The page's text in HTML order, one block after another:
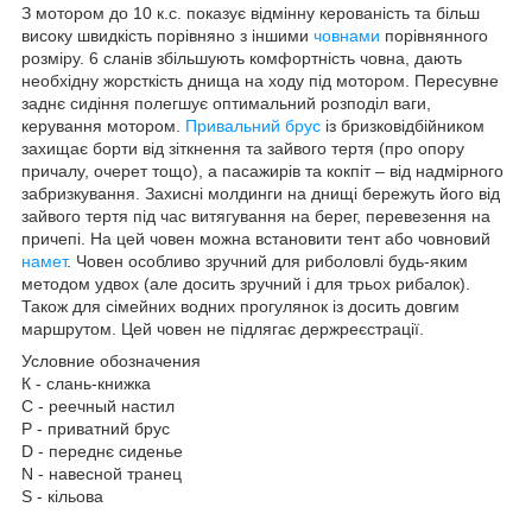
З мотором до 10 к.с. показує відмінну керованість та більш
високу швидкість порівняно з іншими човнами порівнянного
розміру. 6 сланів збільшують комфортність човна, дають
необхідну жорсткість днища на ходу під мотором. Пересувне
заднє сидіння полегшує оптимальний розподіл ваги,
керування мотором. Привальний брус із бризковідбійником
захищає борти від зіткнення та зайвого тертя (про опору
причалу, очерет тощо), а пасажирів та кокпіт – від надмірного
забризкування. Захисні молдинги на днищі бережуть його від
зайвого тертя під час витягування на берег, перевезення на
причепі. На цей човен можна встановити тент або човновий
намет. Човен особливо зручний для риболовлі будь-яким
методом удвох (але досить зручний і для трьох рибалок).
Також для сімейних водних прогулянок із досить довгим
маршрутом. Цей човен не підлягає держреєстрації.
Условние обозначения
К - слань-книжка
С - реечный настил
Р - приватний брус
D - переднє сиденье
N - навесной транец
S - кільова